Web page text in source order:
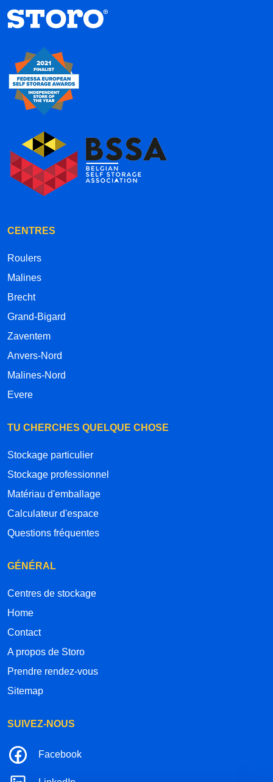
CENTRES
Roulers
Malines
Brecht
Grand-Bigard
Zaventem
Anvers-Nord
Malines-Nord
Evere
TU CHERCHES QUELQUE CHOSE
Stockage particulier
Stockage professionnel
Matériau d'emballage
Calculateur d'espace
Questions fréquentes
GÉNÉRAL
Centres de stockage
Home
Contact
A propos de Storo
Prendre rendez-vous
Sitemap
SUIVEZ-NOUS
Facebook